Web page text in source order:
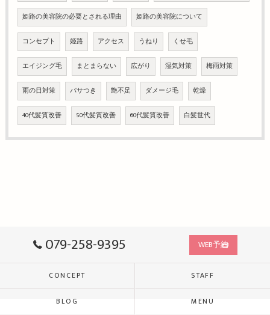
姫路の美容院の必要とされる理由 姫路の美容院について
コンセプト 姫路 アクセス うねり くせ毛
エイジング毛 まとまらない 広がり 湿気対策 梅雨対策
雨の日対策 パサつき 艶不足 ダメージ毛 乾燥
40代髪質改善 50代髪質改善 60代髪質改善 白髪世代
079-258-9395 WEB予約
CONCEPT STAFF
BLOG MENU